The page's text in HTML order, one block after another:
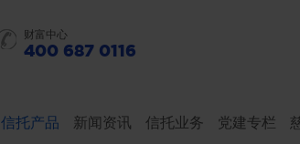
财富中心
400 687 0116
信托产品 新闻资讯 信托业务 党建专栏